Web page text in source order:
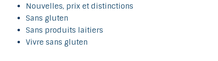
Nouvelles, prix et distinctions
Sans gluten
Sans produits laitiers
Vivre sans gluten